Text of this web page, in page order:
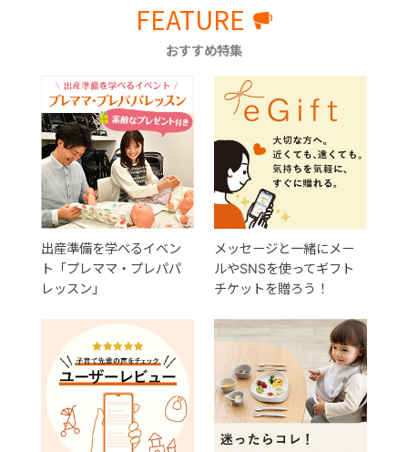
FEATURE
おすすめ特集
出産準備を学べるイベン
ト「プレママ・プレパパ
レッスン」
メッセージと一緒にメー
ルやSNSを使ってギフト
チケットを贈ろう！